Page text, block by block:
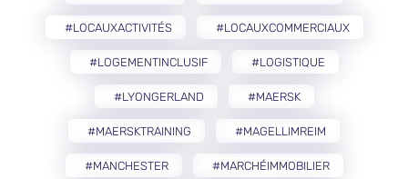
#LOCAUXACTIVITÉS #LOCAUXCOMMERCIAUX
#LOGEMENTINCLUSIF #LOGISTIQUE
#LYONGERLAND #MAERSK
#MAERSKTRAINING #MAGELLIMREIM
#MANCHESTER #MARCHÉIMMOBILIER